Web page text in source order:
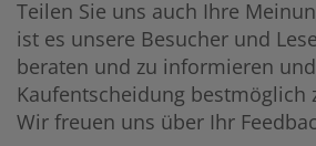
Teilen Sie uns auch Ihre
ist es unsere Besucher und
beraten und zu informieren
Kaufentscheidung bestmöglich
Wir freuen uns über Ihr